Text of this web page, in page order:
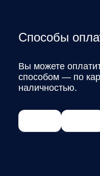
Способы
Вы можете
способом — по
наличностью.